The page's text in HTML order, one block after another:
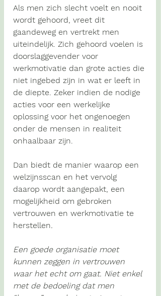
Als men zich slecht voelt en nooit
wordt gehoord, vreet dit
gaandeweg en vertrekt men
uiteindelijk. Zich gehoord voelen is
doorslaggevender voor
werkmotivatie dan grote acties die
niet ingebed zijn in wat er leeft in
de diepte. Zeker indien de nodige
acties voor een werkelijke
oplossing voor het ongenoegen
onder de mensen in realiteit
onhaalbaar zijn.
Dan biedt de manier waarop een
welzijnsscan en het vervolg
daarop wordt aangepakt, een
mogelijkheid om gebroken
vertrouwen en werkmotivatie te
herstellen.
Een goede organisatie moet
kunnen zeggen in vertrouwen
waar het echt om gaat. Niet enkel
met de bedoeling dat men